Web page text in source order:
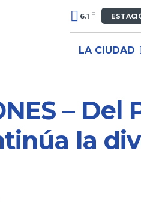
6.1 C
LA CIUDAD
– Del
la